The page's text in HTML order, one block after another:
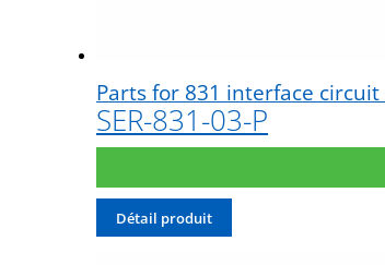
Parts for 831 interface
SER-831-03-P
Détail produit